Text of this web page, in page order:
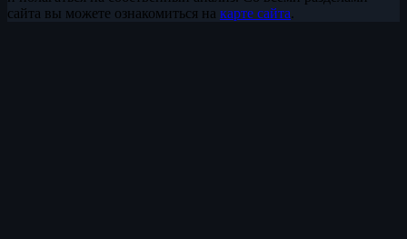
сайта вы можете ознакомиться на карте сайта.